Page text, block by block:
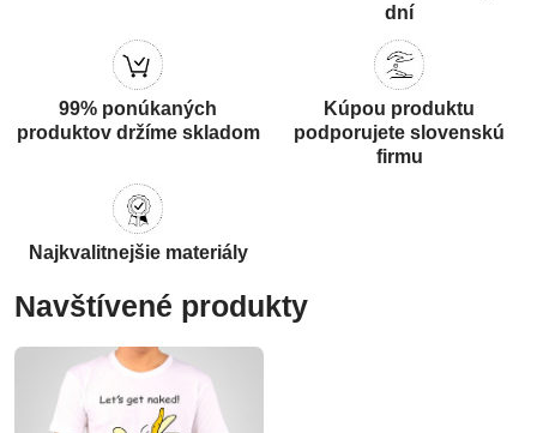
dní
99% ponúkaných
produktov držíme skladom
Kúpou produktu
podporujete slovenskú
firmu
Najkvalitnejšie materiály
Navštívené produkty